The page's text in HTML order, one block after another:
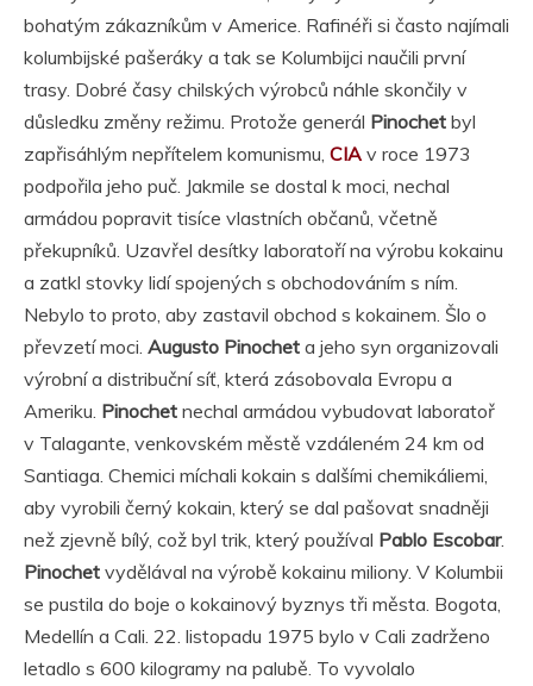
bohatým zákazníkům v Americe. Rafinéři si často najímali
kolumbijské pašeráky a tak se Kolumbijci naučili první
trasy. Dobré časy chilských výrobců náhle skončily v
důsledku změny režimu. Protože generál Pinochet byl
zapřisáhlým nepřítelem komunismu, CIA v roce 1973
podpořila jeho puč. Jakmile se dostal k moci, nechal
armádou popravit tisíce vlastních občanů, včetně
překupníků. Uzavřel desítky laboratoří na výrobu kokainu
a zatkl stovky lidí spojených s obchodováním s ním.
Nebylo to proto, aby zastavil obchod s kokainem. Šlo o
převzetí moci. Augusto Pinochet a jeho syn organizovali
výrobní a distribuční síť, která zásobovala Evropu a
Ameriku. Pinochet nechal armádou vybudovat laboratoř
v Talagante, venkovském městě vzdáleném 24 km od
Santiaga. Chemici míchali kokain s dalšími chemikáliemi,
aby vyrobili černý kokain, který se dal pašovat snadněji
než zjevně bílý, což byl trik, který používal Pablo Escobar.
Pinochet vydělával na výrobě kokainu miliony. V Kolumbii
se pustila do boje o kokainový byznys tři města. Bogota,
Medellín a Cali. 22. listopadu 1975 bylo v Cali zadrženo
letadlo s 600 kilogramy na palubě. To vyvolalo